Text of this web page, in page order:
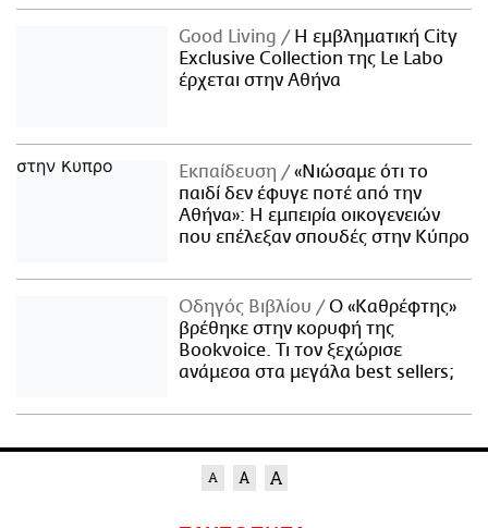
Good Living
Η εμβληματική City
Exclusive Collection της Le Labo
έρχεται στην Αθήνα
Εκπαίδευση
«Νιώσαμε ότι το
παιδί δεν έφυγε ποτέ από την
Αθήνα»: Η εμπειρία οικογενειών
που επέλεξαν σπουδές στην Κύπρο
Οδηγός Βιβλίου
Ο «Καθρέφτης»
βρέθηκε στην κορυφή της
Bookvoice. Τι τον ξεχώρισε
ανάμεσα στα μεγάλα best sellers;